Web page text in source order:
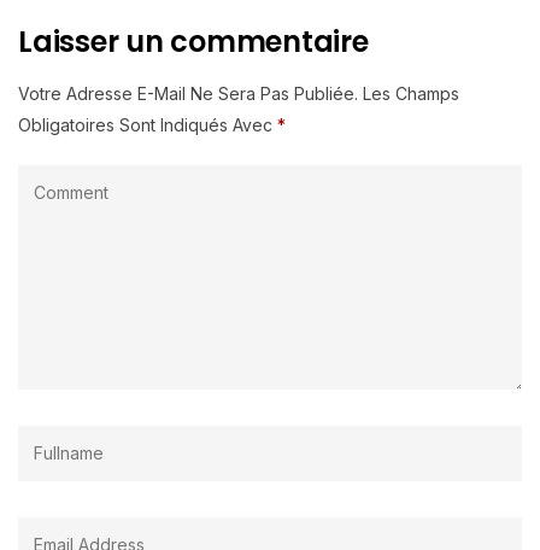
Laisser un commentaire
Votre Adresse E-Mail Ne Sera Pas Publiée. Les Champs
Obligatoires Sont Indiqués Avec *